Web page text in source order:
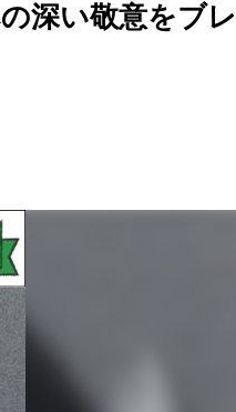
深い敬意をブレ